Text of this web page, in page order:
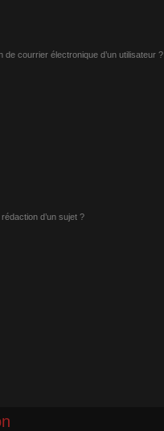
de courrier électronique d’un utilisateur ?
d’un sujet ?